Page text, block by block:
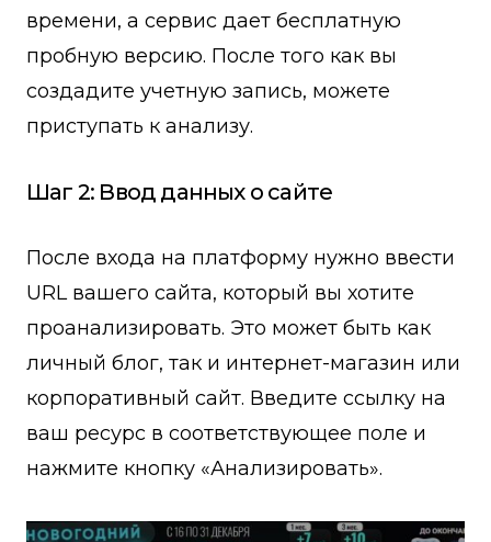
времени, а сервис дает бесплатную
пробную версию. После того как вы
создадите учетную запись, можете
приступать к анализу.
Шаг 2: Ввод данных о сайте
После входа на платформу нужно ввести
URL вашего сайта, который вы хотите
проанализировать. Это может быть как
личный блог, так и интернет-магазин или
корпоративный сайт. Введите ссылку на
ваш ресурс в соответствующее поле и
нажмите кнопку «Анализировать».